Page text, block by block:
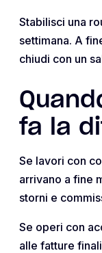
Stabilisci una
settimana. A
chiudi con un
fa la
Se lavori con
arrivano a fine
storni e
Se operi con
alle fatture